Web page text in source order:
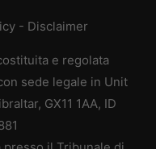
- Disclaimer
e regolata
sede legale in Unit
GX11 1AA, ID